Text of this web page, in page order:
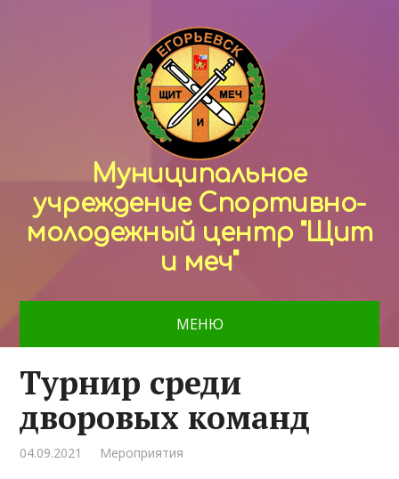
Муниципальное
учреждение Спортивно-
молодежный центр "Щит
и меч"
МЕНЮ
Турнир среди
дворовых команд
04.09.2021 Мероприятия